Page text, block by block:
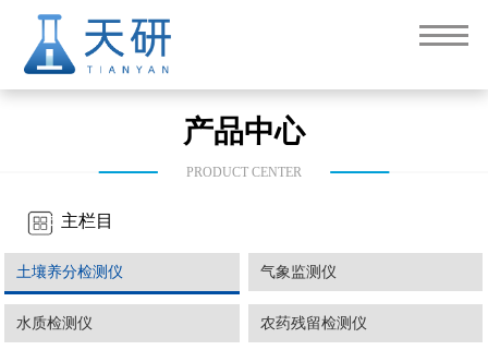
产品中心
PRODUCT CENTER
主栏目
土壤养分检测仪 气象监测仪
水质检测仪 农药残留检测仪